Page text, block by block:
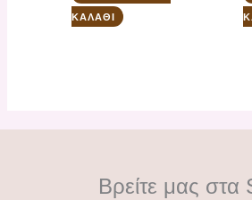
ΚΑΛΆΘΙ
Βρείτε μας στα